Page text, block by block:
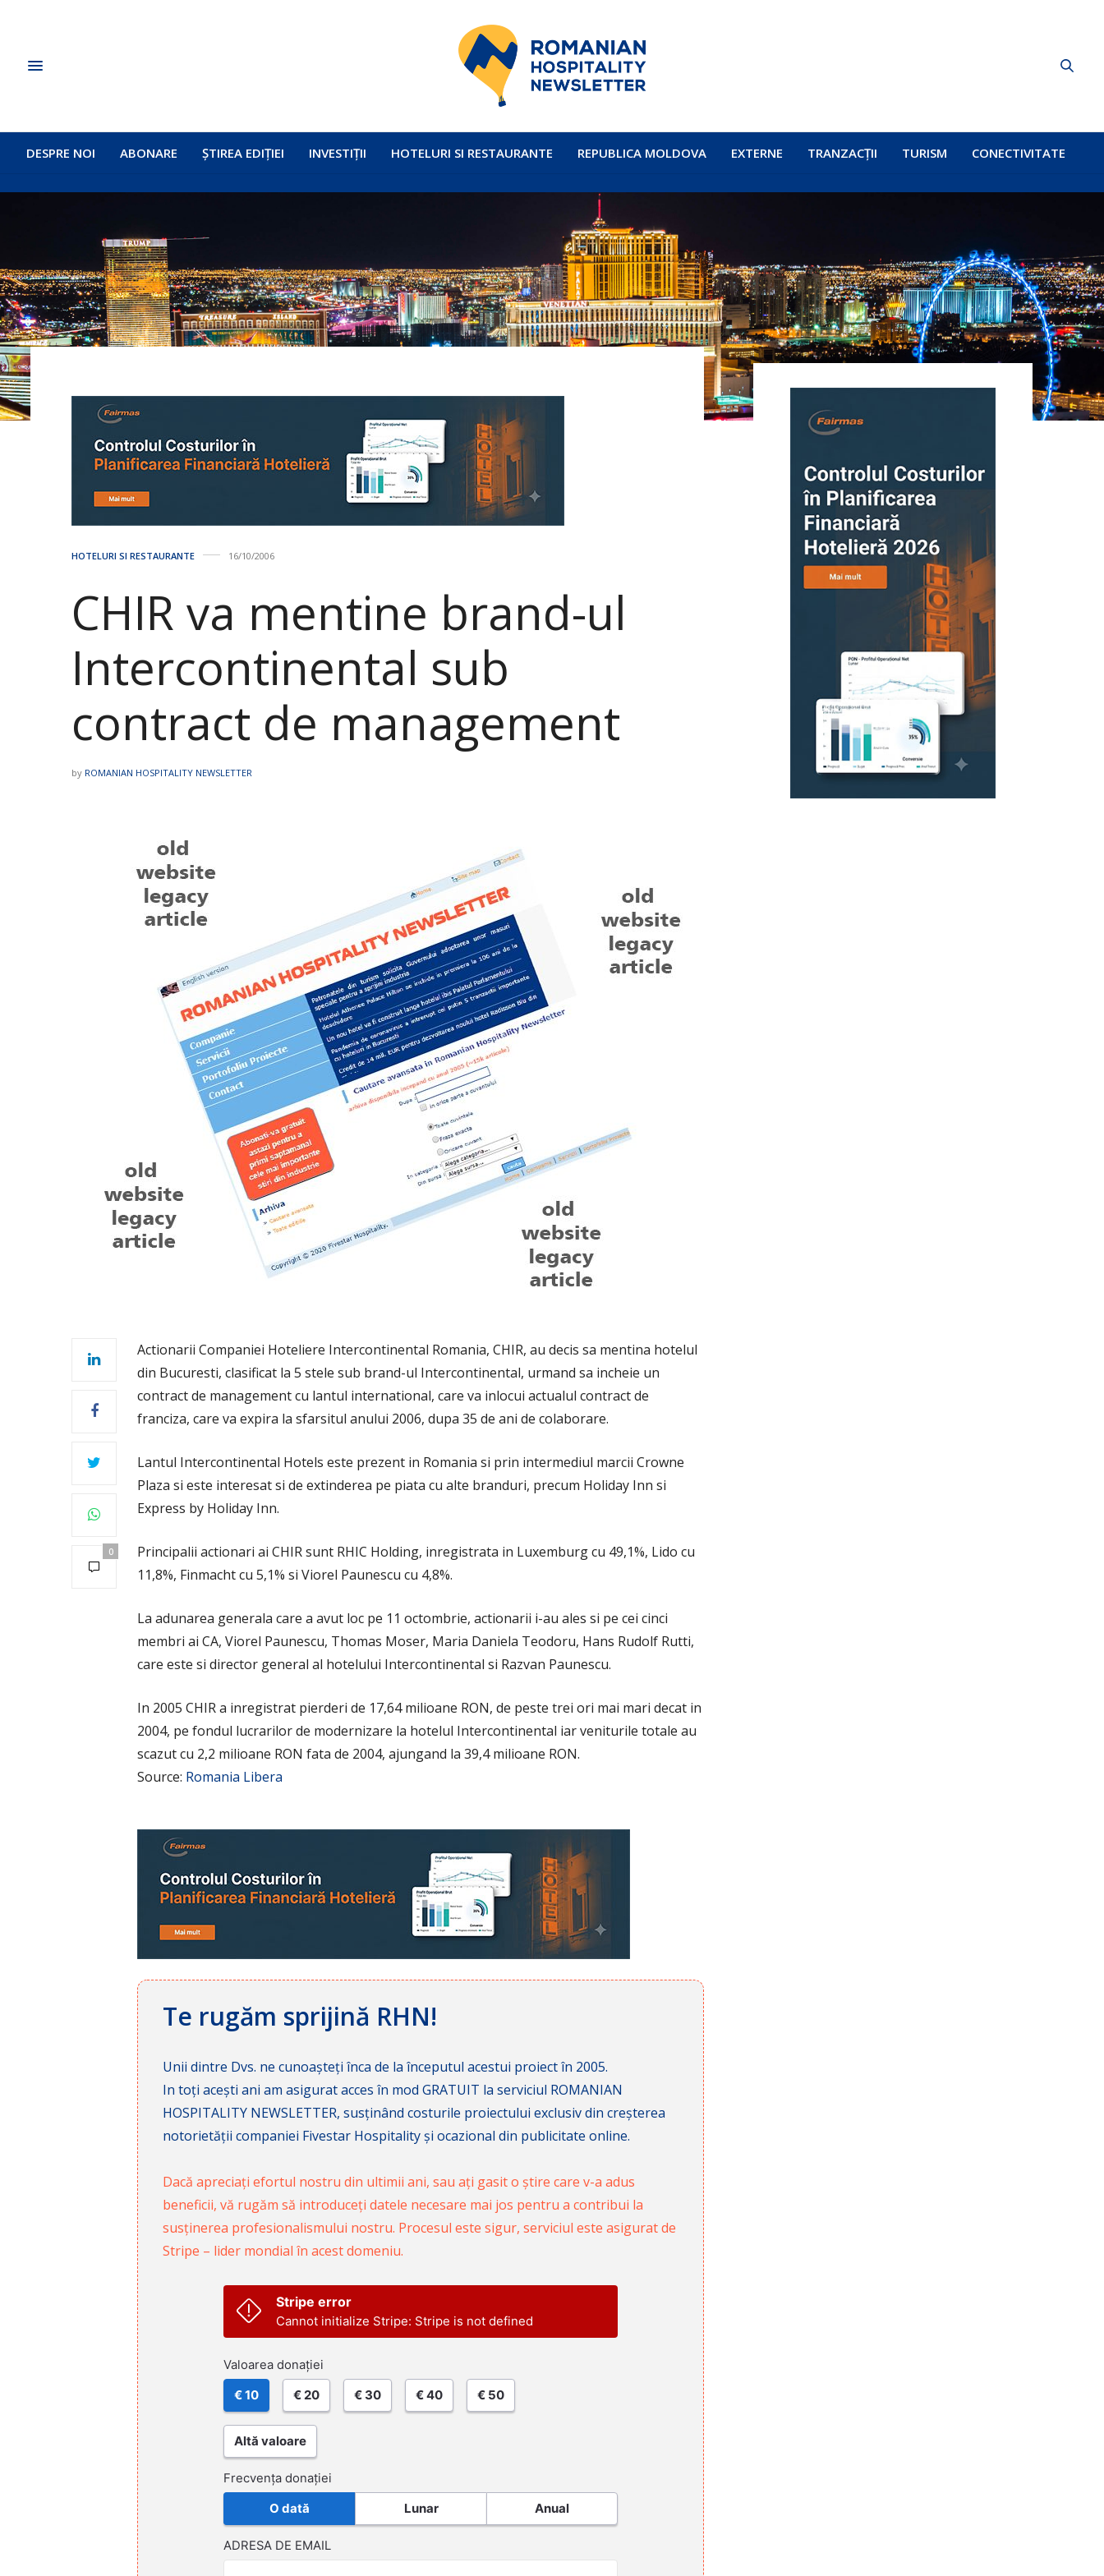
DESPRE NOI ABONARE ȘTIREA EDIȚIEI INVESTIȚII HOTELURI SI RESTAURANTE REPUBLICA MOLDOVA EXTERNE TRANZACȚII TURISM CONECTIVITATE
HOTELURI SI RESTAURANTE 16/10/2006
CHIR va mentine brand-ul
Intercontinental sub
contract de management
by ROMANIAN HOSPITALITY NEWSLETTER
0
Actionarii Companiei Hoteliere Intercontinental Romania, CHIR, au decis sa mentina hotelul
din Bucuresti, clasificat la 5 stele sub brand-ul Intercontinental, urmand sa incheie un
contract de management cu lantul international, care va inlocui actualul contract de
franciza, care va expira la sfarsitul anului 2006, dupa 35 de ani de colaborare.
Lantul Intercontinental Hotels este prezent in Romania si prin intermediul marcii Crowne
Plaza si este interesat si de extinderea pe piata cu alte branduri, precum Holiday Inn si
Express by Holiday Inn.
Principalii actionari ai CHIR sunt RHIC Holding, inregistrata in Luxemburg cu 49,1%, Lido cu
11,8%, Finmacht cu 5,1% si Viorel Paunescu cu 4,8%.
La adunarea generala care a avut loc pe 11 octombrie, actionarii i-au ales si pe cei cinci
membri ai CA, Viorel Paunescu, Thomas Moser, Maria Daniela Teodoru, Hans Rudolf Rutti,
care este si director general al hotelului Intercontinental si Razvan Paunescu.
In 2005 CHIR a inregistrat pierderi de 17,64 milioane RON, de peste trei ori mai mari decat in
2004, pe fondul lucrarilor de modernizare la hotelul Intercontinental iar veniturile totale au
scazut cu 2,2 milioane RON fata de 2004, ajungand la 39,4 milioane RON.
Source: Romania Libera
Te rugăm sprijină RHN!
Unii dintre Dvs. ne cunoașteți înca de la începutul acestui proiect în 2005.
In toți acești ani am asigurat acces în mod GRATUIT la serviciul ROMANIAN
HOSPITALITY NEWSLETTER, susținând costurile proiectului exclusiv din creșterea
notorietății companiei Fivestar Hospitality și ocazional din publicitate online.
Dacă apreciați efortul nostru din ultimii ani, sau ați gasit o știre care v-a adus
beneficii, vă rugăm să introduceți datele necesare mai jos pentru a contribui la
susținerea profesionalismului nostru. Procesul este sigur, serviciul este asigurat de
Stripe – lider mondial în acest domeniu.
Stripe error
Cannot initialize Stripe: Stripe is not defined
Valoarea donației
€ 10 € 20 € 30 € 40 € 50
Altă valoare
Frecvența donației
O dată Lunar Anual
ADRESA DE EMAIL